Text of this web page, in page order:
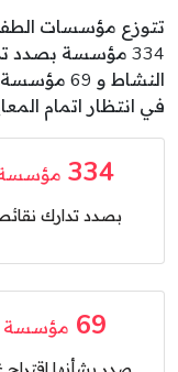
تتوزع مؤسسات
في انتظار اتمام
334
بصدد تدارك
69 مؤسسة